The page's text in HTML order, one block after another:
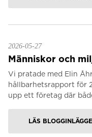
2026-05-27
Människor och
Vi pratade med Elin
hållbarhetsrapport för
upp ett företag där
LÄS